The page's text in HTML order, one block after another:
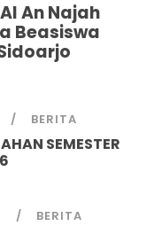
An Najah
Beasiswa
BERITA
SEMESTER
BERITA